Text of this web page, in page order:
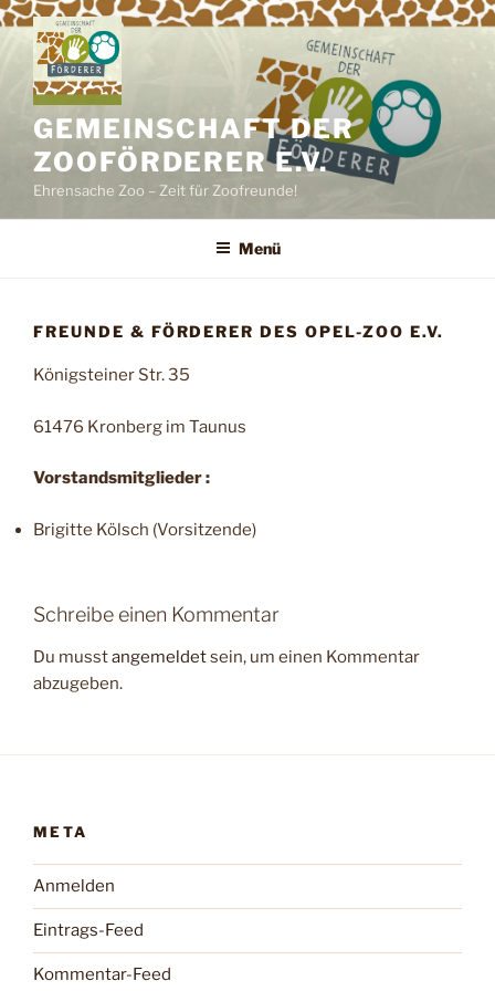
Zum
Inhalt
springen
GEMEINSCHAFT DER
ZOOFÖRDERER E.V.
Ehrensache Zoo – Zeit für Zoofreunde!
Menü
FREUNDE & FÖRDERER DES OPEL-ZOO E.V.
Königsteiner Str. 35
61476 Kronberg im Taunus
Vorstandsmitglieder :
Brigitte Kölsch (Vorsitzende)
Schreibe einen Kommentar
Du musstangemeldetsein, um einen Kommentar
abzugeben.
META
Anmelden
Eintrags-Feed
Kommentar-Feed